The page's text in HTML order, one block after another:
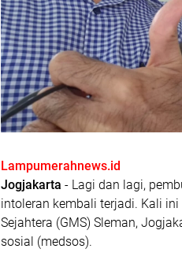
Lampumerahnews.id
Jogjakarta - Lagi dan lagi,
intoleran kembali terjadi. Kali
Sejahtera (GMS) Sleman,
sosial (medsos).